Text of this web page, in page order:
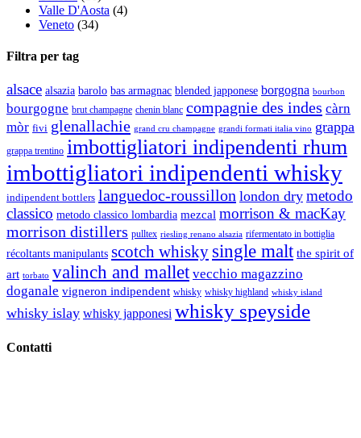
Valle D'Aosta (4)
Veneto (34)
Filtra per tag
alsace alsazia barolo bas armagnac blended japponese borgogna bourbon
bourgogne brut champagne chenin blanc compagnie des indes càrn
mòr fivi glenallachie grand cru champagne grandi formati italia vino grappa
grappa trentino imbottigliatori indipendenti rhum
imbottigliatori indipendenti whisky
indipendent bottlers languedoc-roussillon london dry metodo
classico metodo classico lombardia mezcal morrison & macKay
morrison distillers pulltex riesling renano alsazia rifermentato in bottiglia
récoltants manipulants scotch whisky single malt the spirit of
art torbato valinch and mallet vecchio magazzino
doganale vigneron indipendent whisky whisky highland whisky island
whisky islay whisky japponesi whisky speyside
Contatti